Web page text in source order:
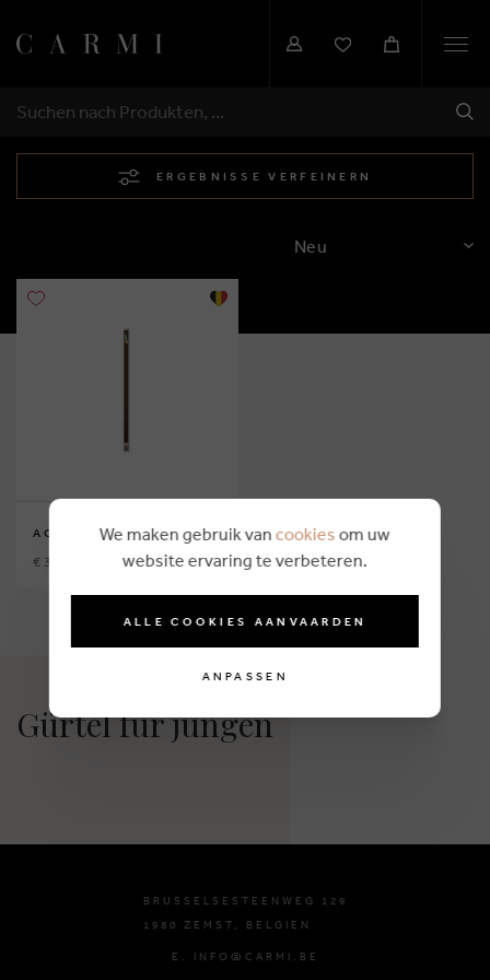
SUCHEN
ERGEBNISSE VERFEINERN
SORTIEREN
AO76
€ 39,00
Gürtel für jungen
BRUSSELSESTEENWEG 129
1980 ZEMST, BELGIEN
E. INFO@CARMI.BE
We maken gebruik van cookies om uw
website ervaring te verbeteren.
ALLE COOKIES AANVAARDEN
ANPASSEN